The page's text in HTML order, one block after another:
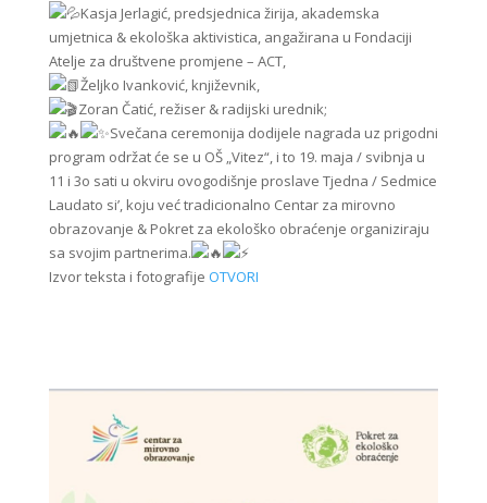
Kasja Jerlagić, predsjednica žirija, akademska
umjetnica & ekološka aktivistica, angažirana u Fondaciji
Atelje za društvene promjene – ACT,
Željko Ivanković, književnik,
Zoran Čatić, režiser & radijski urednik;
Svečana ceremonija dodijele nagrada uz prigodni
program održat će se u OŠ „Vitez“, i to 19. maja / svibnja u
11 i 3o sati u okviru ovogodišnje proslave Tjedna / Sedmice
Laudato si’, koju već tradicionalno Centar za mirovno
obrazovanje & Pokret za ekološko obraćenje organiziraju
sa svojim partnerima.
Izvor teksta i fotografije OTVORI